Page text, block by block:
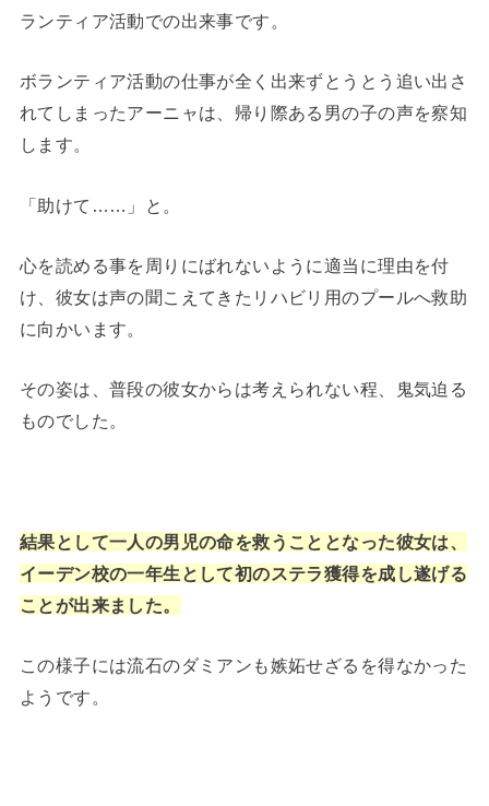
ランティア活動での出来事です。
ボランティア活動の仕事が全く出来ずとうとう追い出さ
れてしまったアーニャは、帰り際ある男の子の声を察知
します。
「助けて……」と。
心を読める事を周りにばれないように適当に理由を付
け、彼女は声の聞こえてきたリハビリ用のプールへ救助
に向かいます。
その姿は、普段の彼女からは考えられない程、鬼気迫る
ものでした。
結果として一人の男児の命を救うこととなった彼女は、
イーデン校の一年生として初のステラ獲得を成し遂げる
ことが出来ました。
この様子には流石のダミアンも嫉妬せざるを得なかった
ようです。